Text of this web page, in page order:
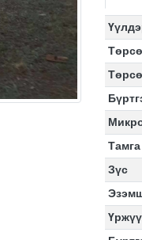
Тамга
Зүс